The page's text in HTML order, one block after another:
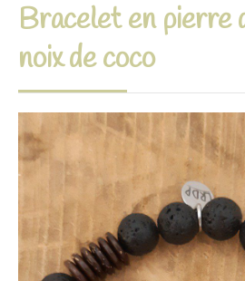
Bracelet en pierre
noix de coco